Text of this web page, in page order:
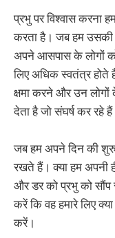
प्रभु पर विश्वास करना
करता है। जब हम उसकी
अपने आसपास के लोगों
लिए अधिक स्वतंत्र होते
क्षमा करने और उन लोगों
देता है जो संघर्ष कर रहे
जब हम अपने दिन की
रखते हैं। क्या हम अपनी
और डर को प्रभु को सौंप
करें कि वह हमारे लिए
करें।